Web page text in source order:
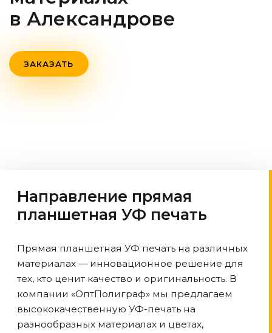
в Александрове
ЗАКАЗАТЬ
Направление прямая
планшетная УФ печать
Прямая планшетная УФ печать на различных
материалах — инновационное решение для
тех, кто ценит качество и оригинальность. В
компании «ОптПолиграф» мы предлагаем
высококачественную УФ-печать на
разнообразных материалах и цветах,